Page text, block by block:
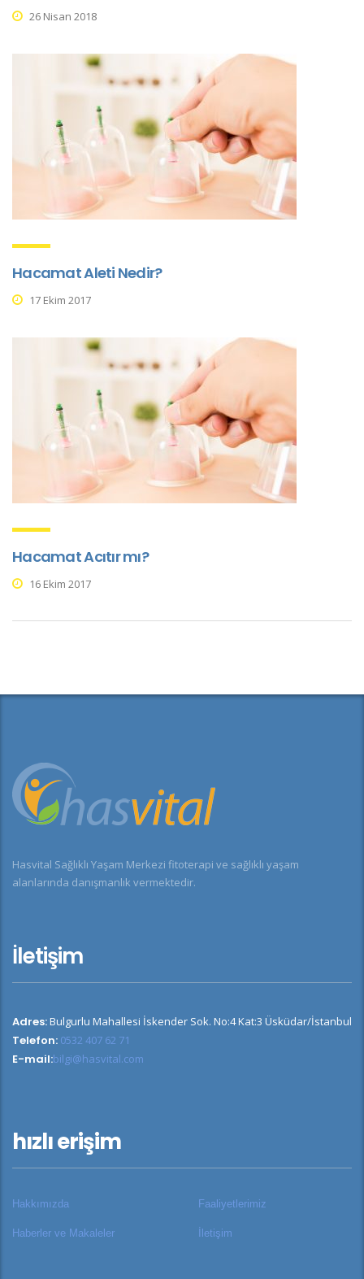
26 Nisan 2018
Hacamat Aleti Nedir?
17 Ekim 2017
Hacamat Acıtır mı?
16 Ekim 2017
Hasvital Sağlıklı Yaşam Merkezi fitoterapi ve sağlıklı yaşam
alanlarında danışmanlık vermektedir.
İletişim
Adres:Bulgurlu Mahallesi İskender Sok. No:4 Kat:3 Üsküdar/İstanbul
Telefon: 0532 407 62 71
E-mail:bilgi@hasvital.com
hızlı erişim
Hakkımızda Faaliyetlerimiz
Haberler ve Makaleler İletişim